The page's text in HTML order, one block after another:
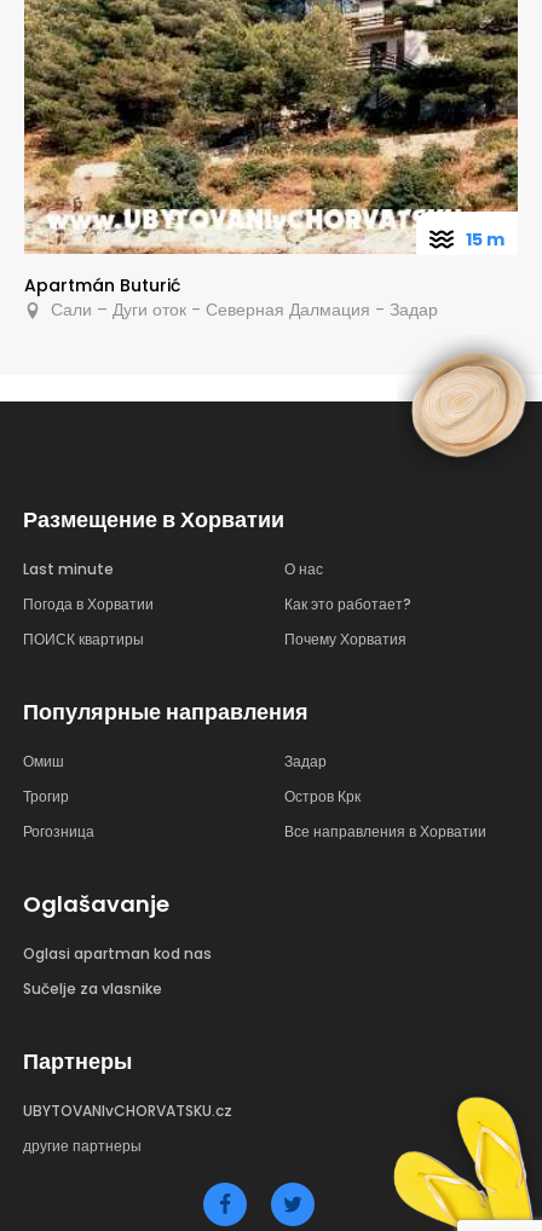
Apartmán Buturić
Сали – Дуги оток - Северная Далмация - Задар
15 m
Размещение в Хорватии
Last minute
Погода в Хорватии
ПОИСК квартиры
О нас
Как это работает?
Почему Хорватия
Популярные направления
Омиш
Трогир
Рогозница
Задар
Остров Крк
Все направления в Хорватии
Oglašavanje
Oglasi apartman kod nas
Sučelje za vlasnike
Партнеры
UBYTOVANIvCHORVATSKU.cz
другие партнеры